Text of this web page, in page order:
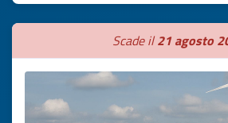
Scade il21 agosto